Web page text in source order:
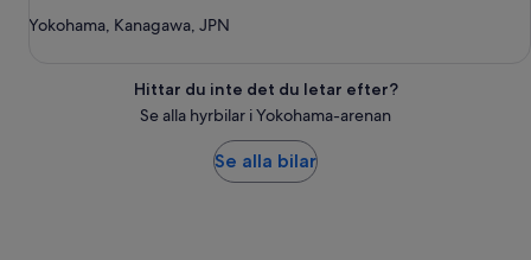
Yokohama, Kanagawa, JPN
Hittar du inte det du letar efter?
Se alla hyrbilar i Yokohama-arenan
Se alla bilar